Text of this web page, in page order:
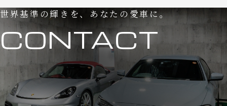
世界基準の輝きを、あなたの愛車に。
CONTACT